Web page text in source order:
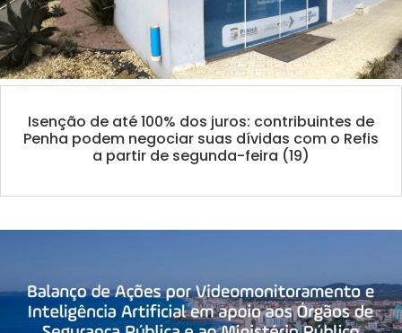
Isenção de até 100% dos juros: contribuintes de
Penha podem negociar suas dívidas com o Refis
a partir de segunda-feira (19)